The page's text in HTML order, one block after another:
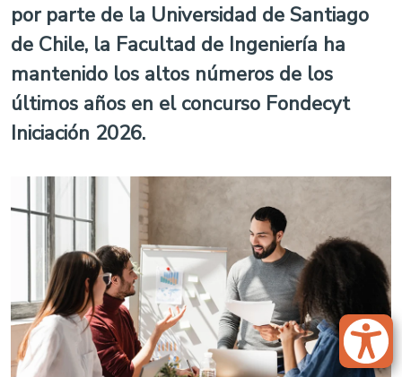
por parte de la Universidad de Santiago
de Chile, la Facultad de Ingeniería ha
mantenido los altos números de los
últimos años en el concurso Fondecyt
Iniciación 2026.